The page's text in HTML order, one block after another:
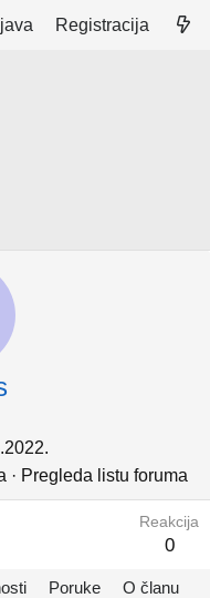
Registracija
· Pregleda listu foruma
Reakcija
0
Poruke O članu